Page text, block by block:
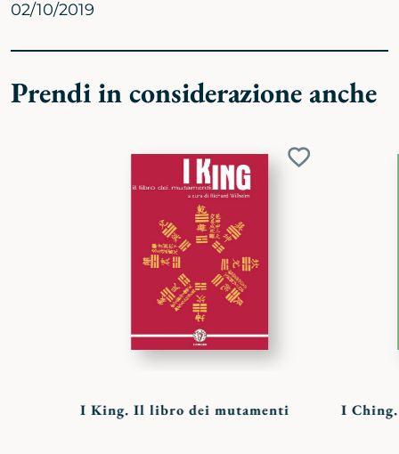
02/10/2019
Prendi in considerazione anche
Aggiungi
I King. Il libro dei mutamenti I